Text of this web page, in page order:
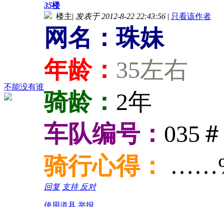
不能没有谁
35楼
楼主| 发表于 2012-8-22 22:43:56 | 只看该作者
网名：珠妹
年龄： 35左右
骑龄： 2年
车队编号： 035＃
骑行心得：
回复 支持 反对
使用道具 举报